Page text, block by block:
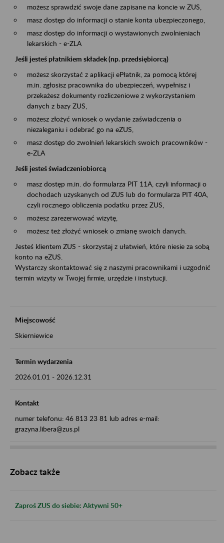
możesz sprawdzić swoje dane zapisane na koncie w ZUS,
masz dostęp do informacji o stanie konta ubezpieczonego,
masz dostęp do informacji o wystawionych zwolnieniach
lekarskich - e-ZLA
Jeśli jesteś płatnikiem składek (np. przedsiębiorcą)
możesz skorzystać z aplikacji ePłatnik, za pomocą której
m.in. zgłosisz pracownika do ubezpieczeń, wypełnisz i
przekażesz dokumenty rozliczeniowe z wykorzystaniem
danych z bazy ZUS,
możesz złożyć wniosek o wydanie zaświadczenia o
niezaleganiu i odebrać go na eZUS,
masz dostęp do zwolnień lekarskich swoich pracowników -
e-ZLA
Jeśli jesteś świadczeniobiorcą
masz dostęp m.in. do formularza PIT 11A, czyli informacji o
dochodach uzyskanych od ZUS lub do formularza PIT 40A,
czyli rocznego obliczenia podatku przez ZUS,
możesz zarezerwować wizytę,
możesz też złożyć wniosek o zmianę swoich danych.
Jesteś klientem ZUS - skorzystaj z ułatwień, które niesie za sobą
konto na eZUS.
Wystarczy skontaktować się z naszymi pracownikami i uzgodnić
termin wizyty w Twojej firmie, urzędzie i instytucji.
Miejscowość
Skierniewice
Termin wydarzenia
2026.01.01 - 2026.12.31
Kontakt
numer telefonu: 46 813 23 81 lub adres e-mail:
grazyna.libera@zus.pl
Zobacz także
Zaproś ZUS do siebie: Aktywni 50+